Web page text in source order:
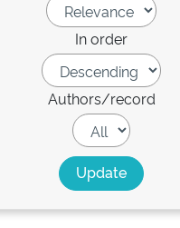
In order
Authors/record